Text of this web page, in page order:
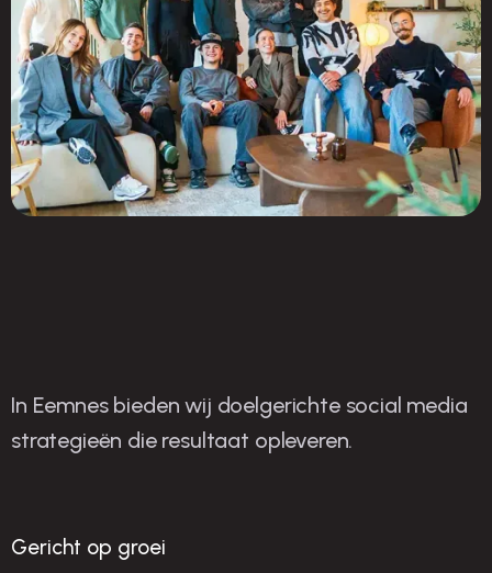
O
nze strategieën voor
In Eemnes bieden wij doelgerichte social media
strategieën die resultaat opleveren.
Gericht op groei